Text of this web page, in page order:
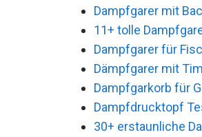
Dampfgarer mit
11+ tolle
Dampfgarer für
Dämpfgarer mit
Dampfgarkorb für
Dampfdrucktopf
30+ erstaunliche